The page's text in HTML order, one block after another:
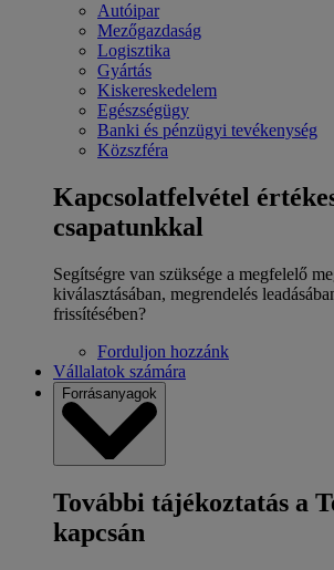
Autóipar
Mezőgazdaság
Logisztika
Gyártás
Kiskereskedelem
Egészségügy
Banki és pénzügyi tevékenység
Közszféra
Kapcsolatfelvétel
csapatunkkal
Segítségre van szüksége a megfelelő
kiválasztásában, megrendelés
frissítésében?
Forduljon hozzánk
Vállalatok számára
Forrásanyagok
További tájékoztatás a
kapcsán